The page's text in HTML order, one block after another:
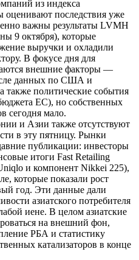
из индекса
оценивают последствия уже
важны результаты LVMH
9 октября), которые
выручки и охладили
В фокусе дня для
внешние факторы —
данных по США и
также политические события
ЕС), но собственных
сегодня мало.
и Азии также отсутствуют
в эту пятницу. Рынки
публикации: инвесторы
итоги Fast Retailing
и компонент Nikkei 225),
которые показали рост
год. Эти данные дали
азиатского потребителя
иене. В целом азиатские
на внешний фон,
РБА и статистику
катализаторов в конце